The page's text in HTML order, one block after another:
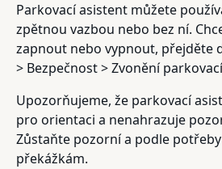
Parkovací asistent můžete
zpětnou vazbou nebo bez ní.
zapnout nebo vypnout, přejděte
> Bezpečnost > Zvonění
Upozorňujeme, že parkovací
pro orientaci a nenahrazuje
Zůstaňte pozorní a podle
překážkám.